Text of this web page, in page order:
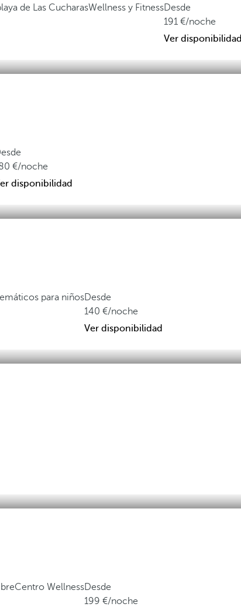
de Las CucharasWellness y FitnessDesde
191
/noche
Ver disponibilidad
/noche
disponibilidad
para niñosDesde
140
/noche
Ver disponibilidad
Centro WellnessDesde
199
/noche